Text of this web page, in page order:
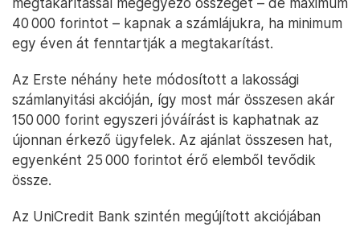
40 000 forintot – kapnak a számlájukra, ha minimum
egy éven át fenntartják a megtakarítást.
Az Erste néhány hete módosított a lakossági
számlanyitási akcióján, így most már összesen akár
150 000 forint egyszeri jóváírást is kaphatnak az
újonnan érkező ügyfelek. Az ajánlat összesen hat,
egyenként 25 000 forintot érő elemből tevődik
össze.
Az UniCredit Bank szintén megújított akciójában